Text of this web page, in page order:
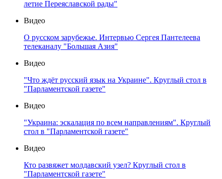
летие Переяславской рады"
Видео
О русском зарубежье. Интервью Сергея Пантелеева
телеканалу "Большая Азия"
Видео
"Что ждёт русский язык на Украине". Круглый стол в
"Парламентской газете"
Видео
"Украина: эскалация по всем направлениям". Круглый
стол в "Парламентской газете"
Видео
Кто развяжет молдавский узел? Круглый стол в
"Парламентской газете"